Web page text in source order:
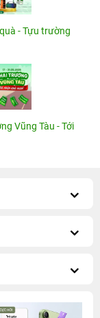
- Tựu trường
Vũng Tàu - Tới